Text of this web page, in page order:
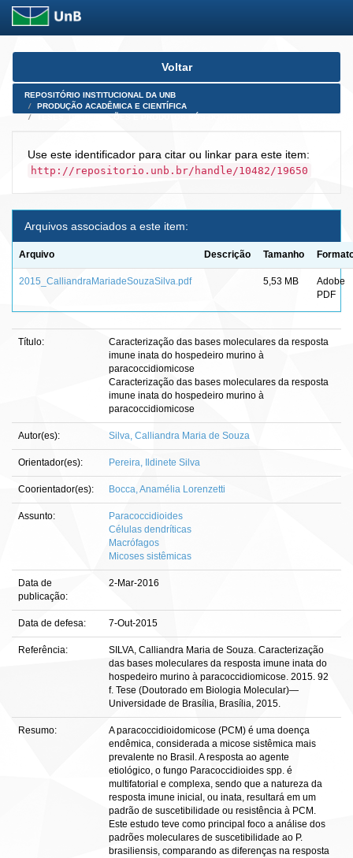
Skip
Voltar
REPOSITÓRIO INSTITUCIONAL DA UNB
PRODUÇÃO ACADÊMICA E CIENTÍFICA
Use este identificador para citar ou linkar para este item:
http://repositorio.unb.br/handle/10482/19650
Arquivos associados a este item:
Arquivo Descrição Tamanho
2015_CalliandraMariadeSouzaSilva.pdf 5,53 MB
Adobe
PDF
Título:
Caracterização das bases moleculares da resposta
imune inata do hospedeiro murino à
paracoccidiomicose
Caracterização das bases moleculares da resposta
imune inata do hospedeiro murino à
paracoccidiomicose
Autor(es): Silva, Calliandra Maria de Souza
Orientador(es): Pereira, Ildinete Silva
Coorientador(es): Bocca, Anamélia Lorenzetti
Assunto:
Paracoccidioides
Células dendríticas
Macrófagos
Micoses sistêmicas
Data de
publicação:
2-Mar-2016
Data de defesa: 7-Out-2015
Referência:
SILVA, Calliandra Maria de Souza. Caracterização
das bases moleculares da resposta imune inata do
hospedeiro murino à paracoccidiomicose. 2015. 92
f. Tese (Doutorado em Biologia Molecular)—
Universidade de Brasília, Brasília, 2015.
Resumo:
A paracoccidioidomicose (PCM) é uma doença
endêmica, considerada a micose sistêmica mais
prevalente no Brasil. A resposta ao agente
etiológico, o fungo Paracoccidioides spp. é
multifatorial e complexa, sendo que a natureza da
resposta imune inicial, ou inata, resultará em um
padrão de suscetibilidade ou resistência à PCM.
Este estudo teve como principal foco a análise dos
padrões moleculares de suscetibilidade ao P.
brasiliensis, comparando as diferenças na resposta